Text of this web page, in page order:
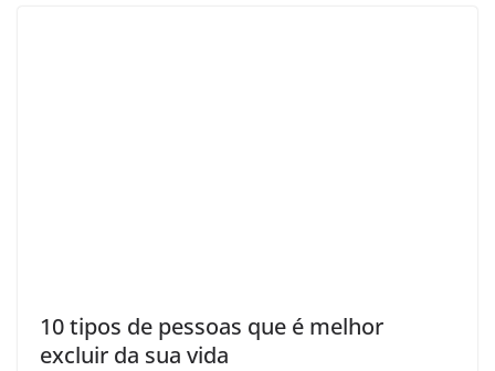
10 tipos de pessoas que é melhor
excluir da sua vida